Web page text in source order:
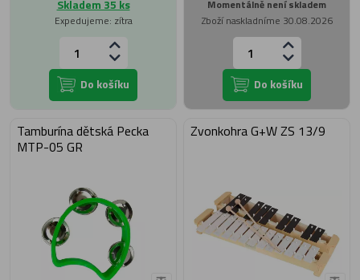
Skladem 35 ks
Expedujeme: zítra
Do košíku
Momentálně není skladem
Zboží naskladníme 30.08.2026
Do košíku
Tamburína dětská Pecka
MTP-05 GR
Zvonkohra G+W ZS 13/9